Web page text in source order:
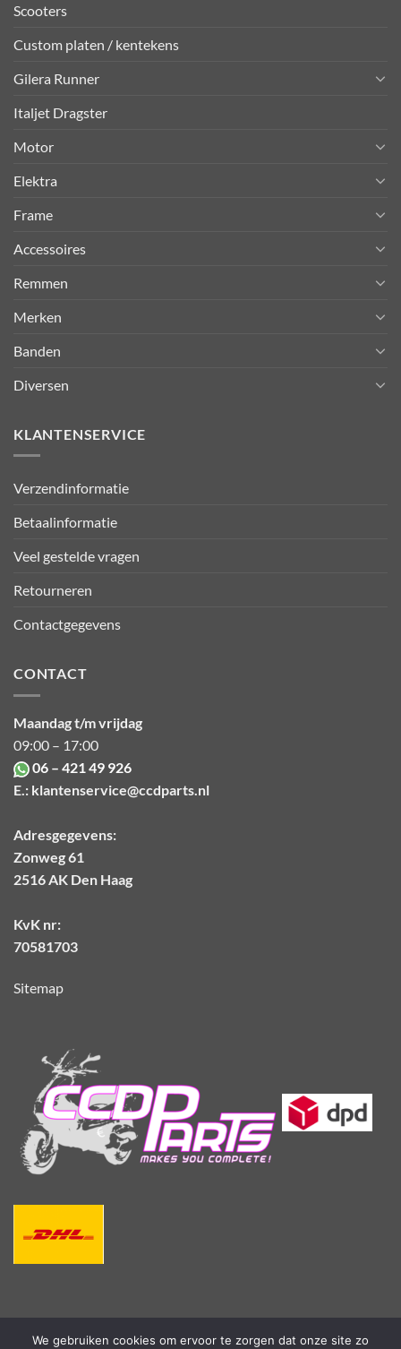
Scooters
Custom platen / kentekens
Gilera Runner
Italjet Dragster
Motor
Elektra
Frame
Accessoires
Remmen
Merken
Banden
Diversen
KLANTENSERVICE
Verzendinformatie
Betaalinformatie
Veel gestelde vragen
Retourneren
Contactgegevens
CONTACT
Maandag t/m vrijdag
09:00 – 17:00
06 – 421 49 926
E.: klantenservice@ccdparts.nl
Adresgegevens:
Zonweg 61
2516 AK Den Haag
KvK nr:
70581703
Sitemap
We gebruiken cookies om ervoor te zorgen dat onze site zo